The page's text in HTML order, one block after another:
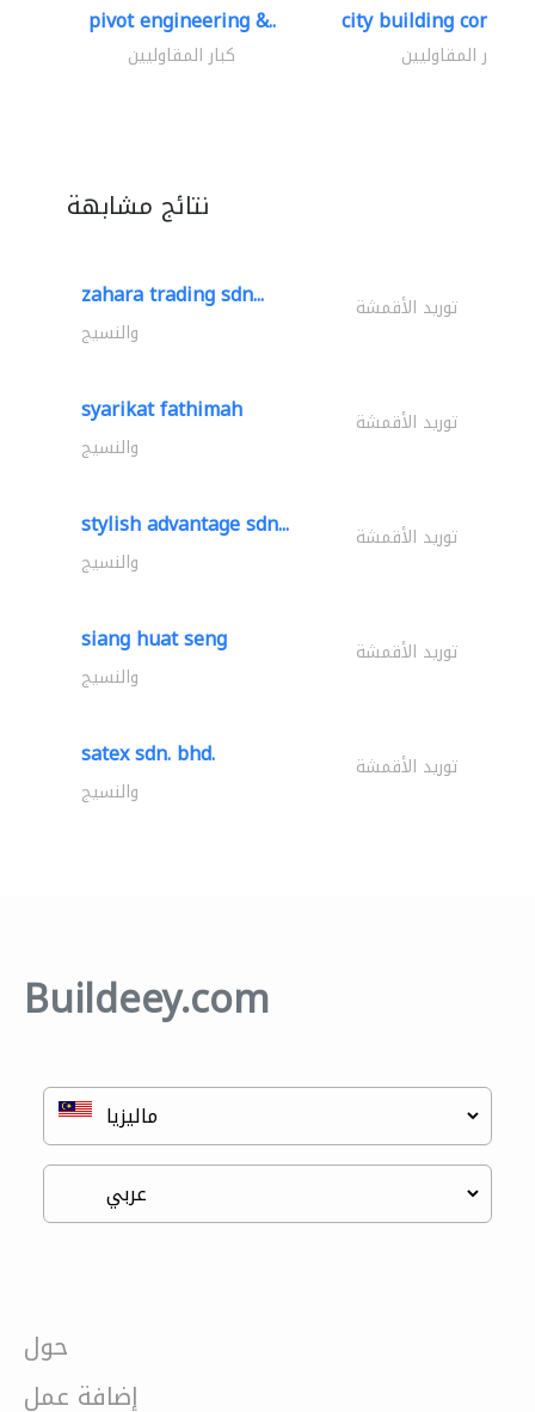
pivot engineering &..
كبار المقاوليين
city building
كبار المقاوليين
نتائج مشابهة
zahara trading sdn... توريد الأقمشة
والنسيج
syarikat fathimah توريد الأقمشة
والنسيج
stylish advantage sdn... توريد الأقمشة
والنسيج
siang huat seng توريد الأقمشة
والنسيج
satex sdn. bhd. توريد الأقمشة
والنسيج
Buildeey.com
حول
إضافة عمل